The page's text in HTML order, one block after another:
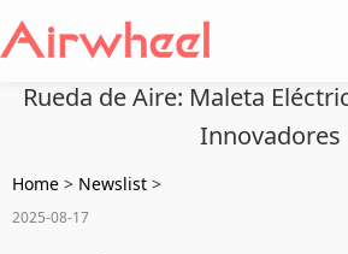
Rueda de Aire: Maleta
Innovadores
Home > Newslist >
2025-08-17